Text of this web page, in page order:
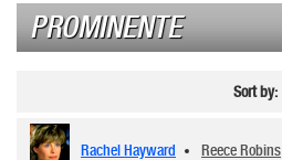
PROMINENTE
Sort by:
Rachel Hayward Reece Robins